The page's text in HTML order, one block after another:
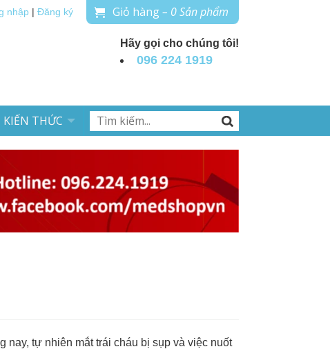
nhập Đăng ký Giỏ hàng– 0 Sản phẩm
Hãy gọi cho chúng tôi!
096 224 1919
KIẾN THỨC
nay, tự nhiên mắt trái cháu bị sụp và việc nuốt